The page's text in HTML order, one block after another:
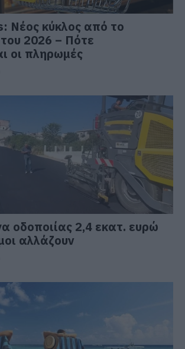
Νέος κύκλος από το
2026 – Πότε
οι πληρωμές
οδοποιίας 2,4 εκατ. ευρώ
αλλάζουν